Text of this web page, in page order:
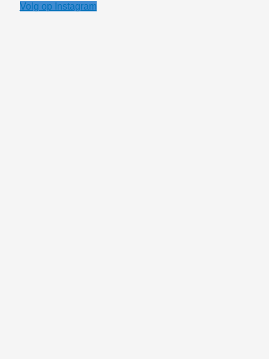
Volg op Instagram